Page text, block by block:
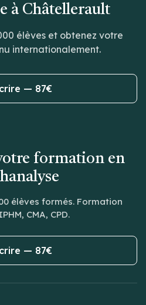
à Châtellerault
élèves et obtenez votre
internationalement.
— 87€
formation en
élèves formés. Formation
CMA, CPD.
— 87€